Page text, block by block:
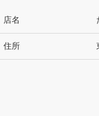
店名
住所